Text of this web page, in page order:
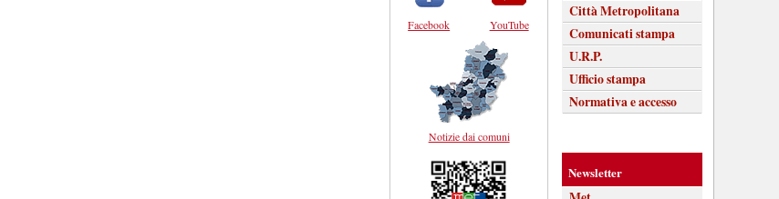
Facebook YouTube
Notizie dai comuni
Città Metropolitana
Comunicati stampa
U.R.P.
Ufficio stampa
Normativa e accesso
Newsletter